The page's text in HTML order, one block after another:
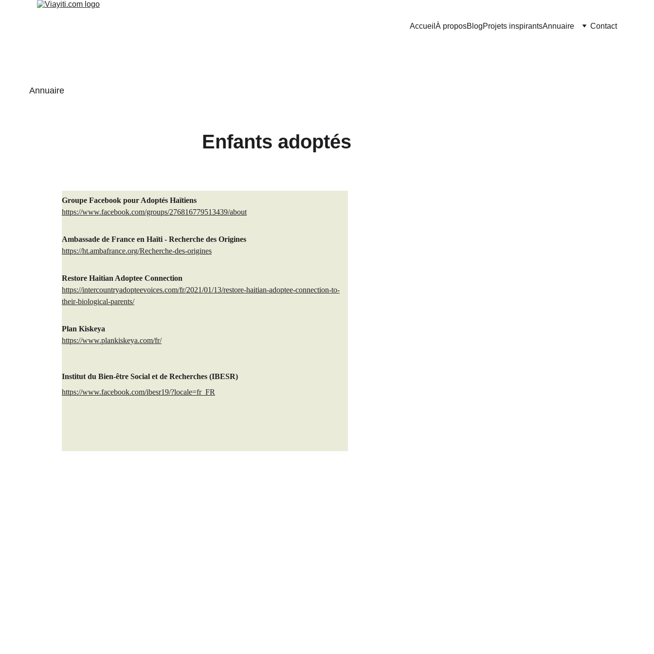
Accueil À proposBlogProjets inspirantsAnnuaire Contact
Enfants adoptés
Groupe Facebook pour Adoptés Haïtiens
https://www.facebook.com/groups/276816779513439/about
Ambassade de France en Haïti - Recherche des Origines
https://ht.ambafrance.org/Recherche-des-origines
Restore Haitian Adoptee Connection
https://intercountryadopteevoices.com/fr/2021/01/13/restore-haitian-adoptee-connection-to-
their-biological-parents/
Plan Kiskeya
https://www.plankiskeya.com/fr/
Institut du Bien-être Social et de Recherches (IBESR)
https://www.facebook.com/ibesr19/?locale=fr_FR
Annuaire